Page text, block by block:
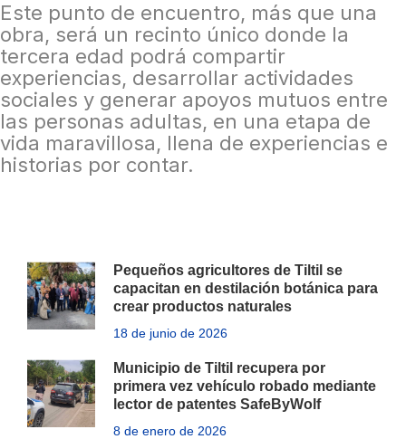
Este punto de encuentro, más que una
obra, será un recinto único donde la
tercera edad podrá compartir
experiencias, desarrollar actividades
sociales y generar apoyos mutuos entre
las personas adultas, en una etapa de
vida maravillosa, llena de experiencias e
historias por contar.
Pequeños agricultores de Tiltil se
capacitan en destilación botánica para
crear productos naturales
18 de junio de 2026
Municipio de Tiltil recupera por
primera vez vehículo robado mediante
lector de patentes SafeByWolf
8 de enero de 2026